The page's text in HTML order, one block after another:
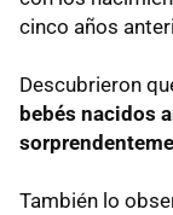
cinco años
Descubrieron
bebés nacidos
También lo